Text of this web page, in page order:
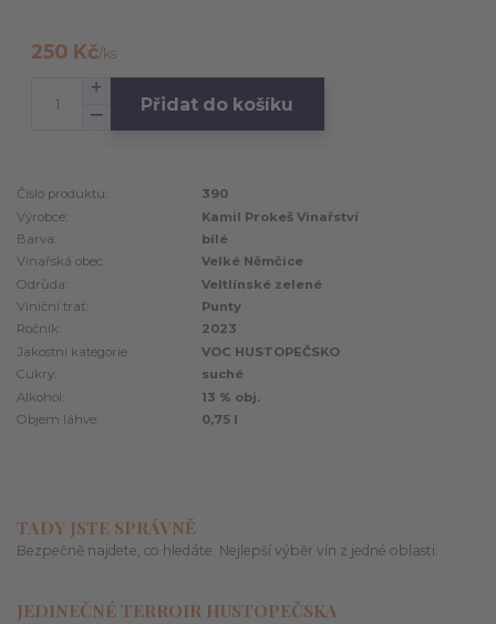
250 Kč/ks
Přidat do košíku
Číslo produktu:
390
Výrobce:
Kamil Prokeš Vinařství
Barva:
bílé
Vinařská obec:
Velké Němčice
Odrůda:
Veltlínské zelené
Viniční trať:
Punty
Ročník:
2023
Jakostní kategorie:
VOC HUSTOPEČSKO
Cukry:
suché
Alkohol:
13 % obj.
Objem láhve:
0,75 l
TADY JSTE SPRÁVNĚ
Bezpečně najdete, co hledáte. Nejlepší výběr vín z jedné oblasti.
JEDINEČNÉ TERROIR HUSTOPEČSKA